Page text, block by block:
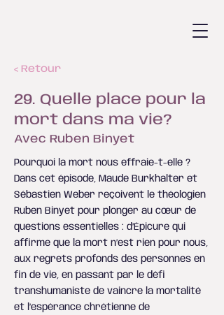
< Retour
29. Quelle place pour la
mort dans ma vie?
Avec Ruben Binyet
Pourquoi la mort nous effraie-t-elle ?
Dans cet épisode, Maude Burkhalter et
Sébastien Weber reçoivent le théologien
Ruben Binyet pour plonger au cœur de
questions essentielles : d’Épicure qui
affirme que la mort n’est rien pour nous,
aux regrets profonds des personnes en
fin de vie, en passant par le défi
transhumaniste de vaincre la mortalité
et l’espérance chrétienne de